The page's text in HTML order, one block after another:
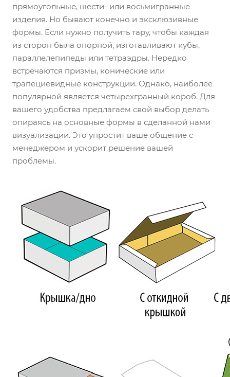
прямоугольные, шести- или восьмигранные
изделия. Но бывают конечно и эксклюзивные
формы. Если нужно получить тару, чтобы каждая
из сторон была опорной, изготавливают кубы,
параллелепипеды или тетраэдры. Нередко
встречаются призмы, конические или
трапециевидные конструкции. Однако, наиболее
популярной является четырехгранный короб. Для
вашего удобства предлагаем свой выбор делать
опираясь на основные формы в сделанной нами
визуализации. Это упростит ваше общение с
менеджером и ускорит решение вашей
проблемы.